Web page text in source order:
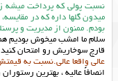
نسبت پولی که پرداخت میشه
میدون گلها داره که در
بودم. ممنون از مدیریت و
سلام ما امشب میخوش بودیم
قارچ سوخاریش رو امتحان
عالی واقعا عالی.نسبت به
انصافاً عالیه ، بهترین